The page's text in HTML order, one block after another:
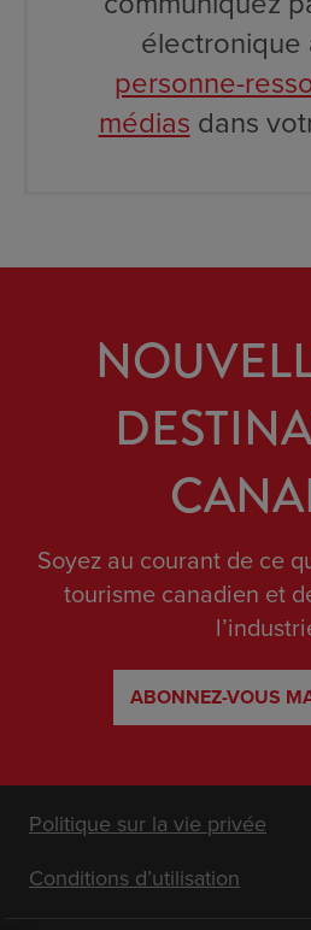
électronique
personne-
médias dans
Soyez au courant de ce
tourisme canadien et
ABONNEZ-VOUS
Footer
Nav
Politique sur la vie privée
Conditions d’utilisation